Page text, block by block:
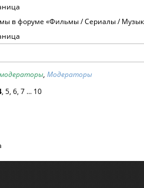
в форуме «Фильмы / Сериалы /
, Модераторы
, 5, 6, 7 ... 10